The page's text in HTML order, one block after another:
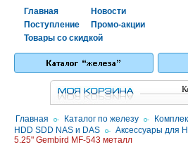
Главная
Новости
Поступление
Промо-акции
Товары со скидкой
Главная / Каталог по железу /
HDD SDD NAS и DAS / Аксессуары для
5.25" Gembird MF-543 металл